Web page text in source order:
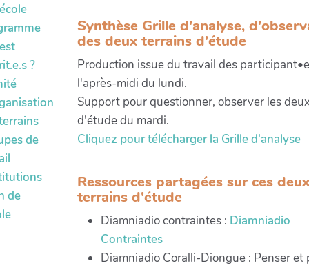
?
de
de
Synthèse Grille d'analyse,
des deux terrains d'étude
Production issue du travail des
l'après-midi du lundi.
Support pour questionner, observer les
d'étude du mardi.
Cliquez pour télécharger la Grille d'analyse
Ressources partagées sur ces deux
terrains d'étude
Diamniadio contraintes : Diamniadio
Contraintes
Diamniadio Coralli-Diongue : Penser et